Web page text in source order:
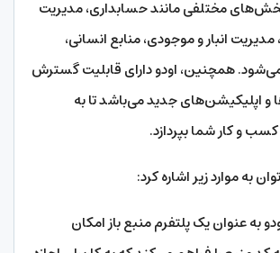
مختلفی مانند حسابداری، مدیریت
مدیریت انبار و موجودی، منابع انسانی،
می‌شود. همچنین، اودو دارای قابلیت گسترش
و اپلیکیشن‌های جدید می‌باشد تا به
و کار شما بپردازد.
به موارد زیر اشاره کرد:
به عنوان یک پلتفرم منبع باز امکان